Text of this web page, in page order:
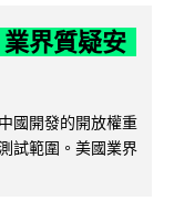
界質疑安
國開發的開放權重
試範圍。美國業界